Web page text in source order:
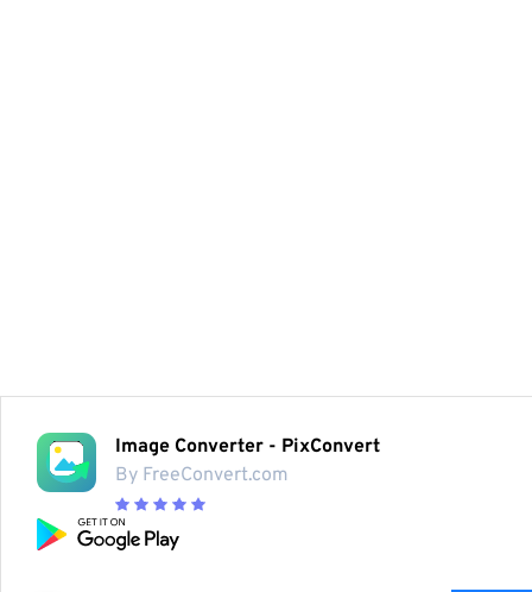
Image Converter - PixConvert
By FreeConvert.com